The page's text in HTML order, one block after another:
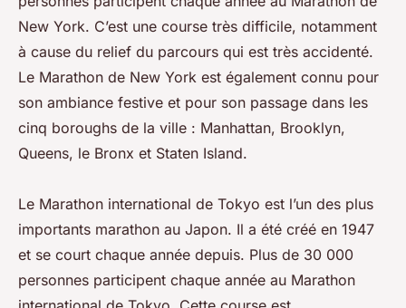
New York. C’est une course très difficile, notamment
à cause du relief du parcours qui est très accidenté.
Le Marathon de New York est également connu pour
son ambiance festive et pour son passage dans les
cinq boroughs de la ville : Manhattan, Brooklyn,
Queens, le Bronx et Staten Island.
Le Marathon international de Tokyo est l’un des plus
importants marathon au Japon. Il a été créé en 1947
et se court chaque année depuis. Plus de 30 000
personnes participent chaque année au Marathon